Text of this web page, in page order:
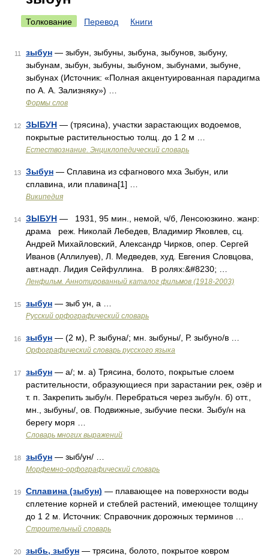
Толкование Перевод Книги
11 зыбун — зыбун, зыбуны, зыбуна, зыбунов, зыбуну,
зыбунам, зыбун, зыбуны, зыбуном, зыбунами, зыбуне,
зыбунах (Источник: «Полная акцентуированная парадигма
по А. А. Зализняку») …
Формы слов
12 ЗЫБУН — (трясина), участки зарастающих водоемов,
покрытые растительностью толщ. до 1 2 м …
Естествознание. Энциклопедический словарь
13 Зыбун — Сплавина из сфагнового мха Зыбун, или
сплавина, или плавина[1] …
Википедия
14 ЗЫБУН — 1931, 95 мин., немой, ч/б, Ленсоюзкино. жанр:
драма реж. Николай Лебедев, Владимир Яковлев, сц.
Андрей Михайловский, Александр Чирков, опер. Сергей
Иванов (Аллилуев), Л. Медведев, худ. Евгения Словцова,
авт.надп. Лидия Сейфуллина. В ролях:&#8230; …
Ленфильм. Аннотированный каталог фильмов (1918-2003)
15 зыбун — зыб ун, а …
Русский орфографический словарь
16 зыбун — (2 м), Р. зыбуна/; мн. зыбуны/, Р. зыбуно/в …
Орфографический словарь русского языка
17 зыбун — а/; м. а) Трясина, болото, покрытые слоем
растительности, образующиеся при зарастании рек, озёр и
т. п. Закрепить зыбу/н. Перебраться через зыбу/н. б) отт.,
мн., зыбуны/, ов. Подвижные, зыбучие пески. Зыбу/н на
берегу моря …
Словарь многих выражений
18 зыбун — зыб/ун/ …
Морфемно-орфографический словарь
19 Сплавина (зыбун) — плавающее на поверхности воды
сплетение корней и стеблей растений, имеющее толщину
до 1 2 м. Источник: Справочник дорожных терминов …
Строительный словарь
20 зыбь, зыбун — трясина, болото, покрытое ковром